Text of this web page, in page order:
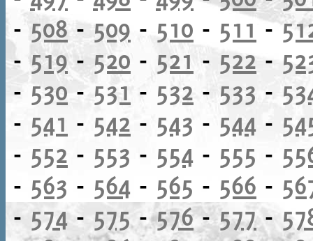
- 508-509 - 510 - 511 -
-519- 520 - 521- 522 -
- 530- 531 - 532 - 533 -
- 541 - 542 - 543 - 544 -
- 552 - 553 - 554 - 555 -
- 563 - 564 - 565 - 566 -
- 574 - 575 -576-577-